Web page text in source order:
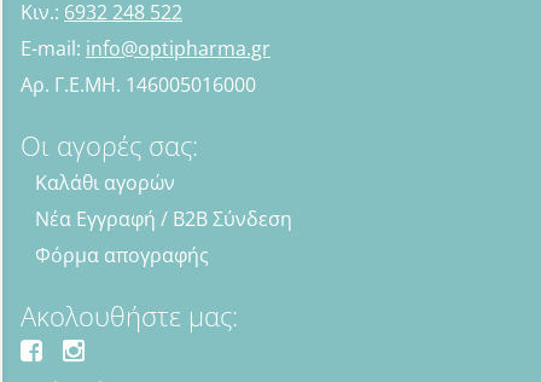
Κιν.: 6932 248 522
E-mail: info@optipharma.gr
Αρ. Γ.Ε.ΜΗ. 146005016000
Οι αγορές σας:
Καλάθι αγορών
Νέα Εγγραφή / B2B Σύνδεση
Φόρμα απογραφής
Ακολουθήστε μας: